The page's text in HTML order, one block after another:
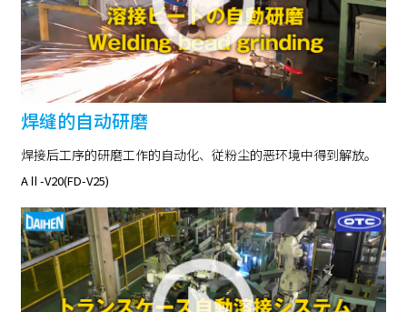
焊缝的自动研磨
焊接后工序的研磨工作的自动化、従粉尘的恶环境中得到解放。
AⅡ-V20(FD-V25)